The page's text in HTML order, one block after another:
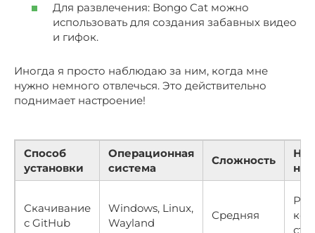
Для развлечения: Bongo Cat можно
использовать для создания забавных видео
и гифок.
Иногда я просто наблюдаю за ним, когда мне
нужно немного отвлечься. Это действительно
поднимает настроение!
Способ
установки
Операционная
система
Сложность
Скачивание
с GitHub
Windows, Linux,
Wayland
Средняя